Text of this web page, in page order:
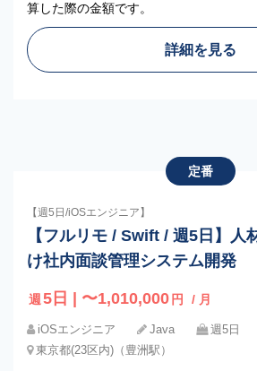
算した際の金額です。
詳細を見る
定番
【週5日/iOSエンジニア】
【フルリモ / Swift / 週5日】人
け社内面談管理システム開発
週 5日 | 〜1,010,000 円 / 月
iOSエンジニア Java
週5日
東京都(23区内)（豊洲駅）